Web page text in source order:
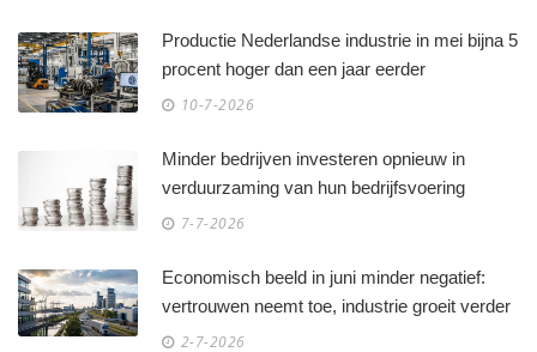
Productie Nederlandse industrie in mei bijna 5
procent hoger dan een jaar eerder
10-7-2026
Minder bedrijven investeren opnieuw in
verduurzaming van hun bedrijfsvoering
7-7-2026
Economisch beeld in juni minder negatief:
vertrouwen neemt toe, industrie groeit verder
2-7-2026